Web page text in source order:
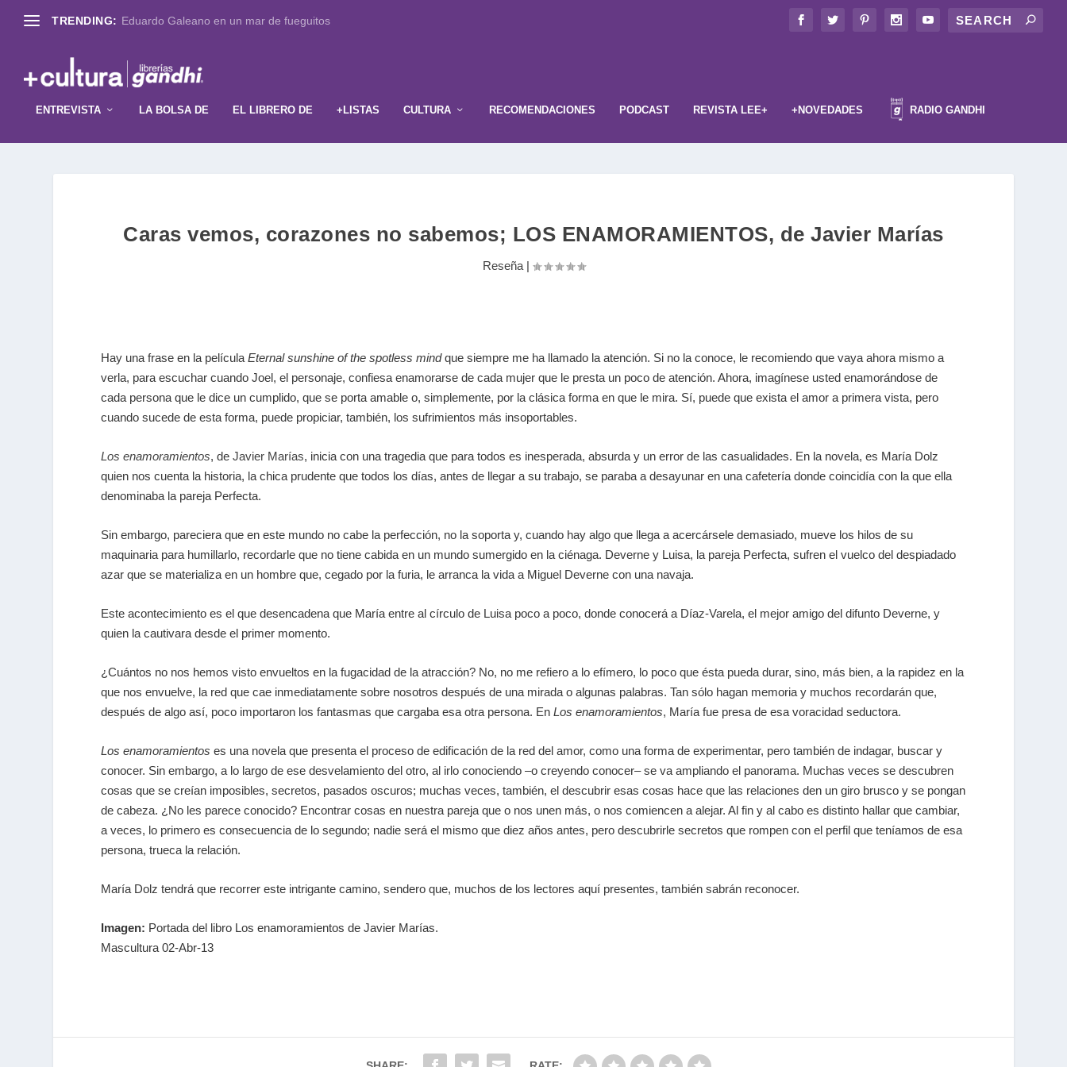
TRENDING: Eduardo Galeano en un mar de fueguitos
ENTREVISTA LA BOLSA DE EL LIBRERO DE +LISTAS CULTURA RECOMENDACIONES PODCAST REVISTA LEE+ +NOVEDADES RADIO GANDHI
Caras vemos, corazones no sabemos; LOS ENAMORAMIENTOS, de Javier Marías
Reseña|
Hay una frase en la películaEternal sunshine of the spotless mindque siempre me ha llamado la atención. Si no la conoce, le recomiendo que vaya ahora mismo a
verla, para escuchar cuando Joel, el personaje, confiesa enamorarse de cada mujer que le presta un poco de atención. Ahora, imagínese usted enamorándose de
cada persona que le dice un cumplido, que se porta amable o, simplemente, por la clásica forma en que le mira. Sí, puede que exista el amor a primera vista, pero
cuando sucede de esta forma, puede propiciar, también, los sufrimientos más insoportables.
Los enamoramientos, deJavier Marías, inicia con una tragedia que para todos es inesperada, absurda y un error de las casualidades. En la novela, es María Dolz
quien nos cuenta la historia, la chica prudente que todos los días, antes de llegar a su trabajo, se paraba a desayunar en una cafetería donde coincidía con la que ella
denominaba la pareja Perfecta.
Sin embargo, pareciera que en este mundo no cabe la perfección, no la soporta y, cuando hay algo que llega a acercársele demasiado, mueve los hilos de su
maquinaria para humillarlo, recordarle que no tiene cabida en un mundo sumergido en la ciénaga. Deverne y Luisa, la pareja Perfecta, sufren el vuelco del despiadado
azar que se materializa en un hombre que, cegado por la furia, le arranca la vida a Miguel Deverne con una navaja.
Este acontecimiento es el que desencadena que María entre al círculo de Luisa poco a poco, donde conocerá a Díaz-Varela, el mejor amigo del difunto Deverne, y
quien la cautivara desde el primer momento.
¿Cuántos no nos hemos visto envueltos en la fugacidad de la atracción? No, no me refiero a lo efímero, lo poco que ésta pueda durar, sino, más bien, a la rapidez en la
que nos envuelve, la red que cae inmediatamente sobre nosotros después de una mirada o algunas palabras. Tan sólo hagan memoria y muchos recordarán que,
después de algo así, poco importaron los fantasmas que cargaba esa otra persona. EnLos enamoramientos, María fue presa de esa voracidad seductora.
Los enamoramientos es una novela que presenta el proceso de edificación de la red del amor, como una forma de experimentar, pero también de indagar, buscar y
conocer. Sin embargo, a lo largo de ese desvelamiento del otro, al irlo conociendo –o creyendo conocer– se va ampliando el panorama. Muchas veces se descubren
cosas que se creían imposibles, secretos, pasados oscuros; muchas veces, también, el descubrir esas cosas hace que las relaciones den un giro brusco y se pongan
de cabeza. ¿No les parece conocido? Encontrar cosas en nuestra pareja que o nos unen más, o nos comiencen a alejar. Al fin y al cabo es distinto hallar que cambiar,
a veces, lo primero es consecuencia de lo segundo; nadie será el mismo que diez años antes, pero descubrirle secretos que rompen con el perfil que teníamos de esa
persona, trueca la relación.
María Dolz tendrá que recorrer este intrigante camino, sendero que, muchos de los lectores aquí presentes, también sabrán reconocer.
Imagen: Portada del libro Los enamoramientos de Javier Marías.
Mascultura 02-Abr-13